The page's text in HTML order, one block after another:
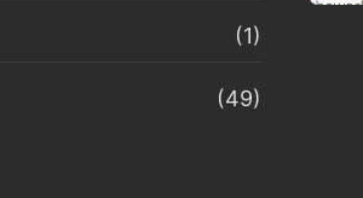
(1)
(49)